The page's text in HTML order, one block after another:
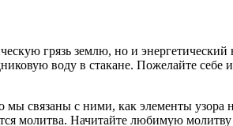
грязь землю, но и
воду в стакане. Пожелайте
связаны с ними, как элементы
молитва. Начитайте любимую